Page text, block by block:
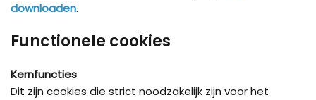
downloaden.
Functionele cookies
Kernfuncties
Dit zijn cookies die strict noodzakelijk zijn voor het